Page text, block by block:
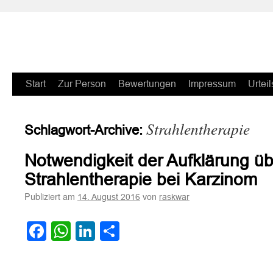
Zum
springen
Start Zur Person Bewertungen Impressum
Schlagwort-Archive: Strahlentherapie
Notwendigkeit der Aufklärung
Strahlentherapie bei Karzinom
Publiziert am 14. August 2016 von raskwar
Facebook
WhatsApp
LinkedIn